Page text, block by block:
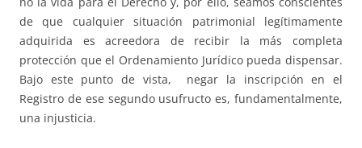
de que cualquier situación patrimonial legítimamente
adquirida es acreedora de recibir la más completa
protección que el Ordenamiento Jurídico pueda dispensar.
Bajo este punto de vista, negar la inscripción en el
Registro de ese segundo usufructo es, fundamentalmente,
una injusticia.